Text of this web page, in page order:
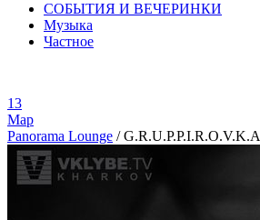
СОБЫТИЯ И ВЕЧЕРИНКИ
Музыка
Частное
13
Мар
Panorama Lounge /G.R.U.P.P.I.R.O.V.K.A